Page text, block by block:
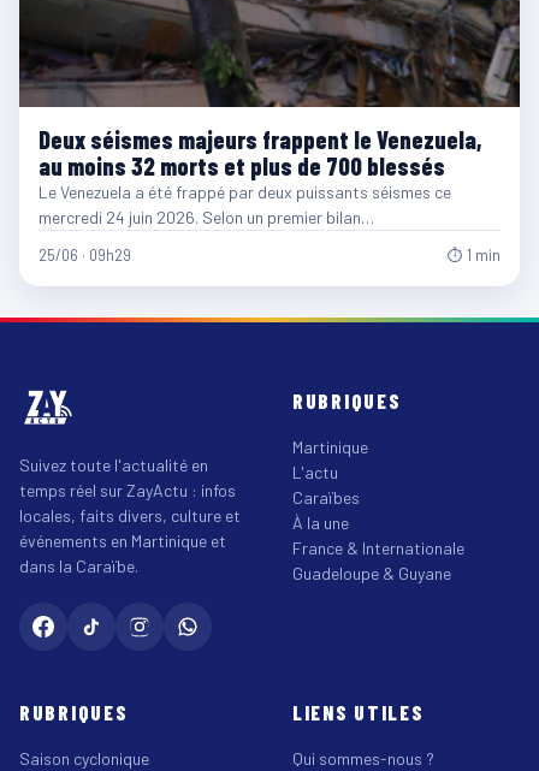
Deux séismes majeurs frappent le Venezuela,
au moins 32 morts et plus de 700 blessés
Le Venezuela a été frappé par deux puissants séismes ce
mercredi 24 juin 2026. Selon un premier bilan…
25/06 · 09h29 ⏱ 1 min
Suivez toute l'actualité en
temps réel sur ZayActu : infos
locales, faits divers, culture et
événements en Martinique et
dans la Caraïbe.
RUBRIQUES
Martinique
L'actu
Caraïbes
À la une
France & Internationale
Guadeloupe & Guyane
RUBRIQUES
Saison cyclonique
LIENS UTILES
Qui sommes-nous ?